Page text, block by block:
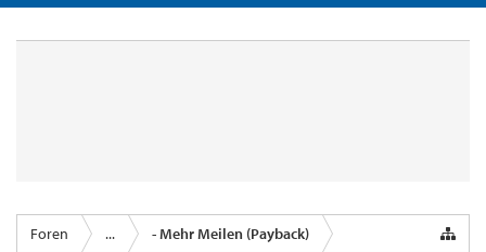
Foren ... - Mehr Meilen (Payback)